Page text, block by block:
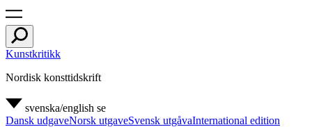
Kunstkritikk
Nordisk konsttidskrift
svenska/english se
Dansk udgaveNorsk utgaveSvensk utgåvaInternational edition